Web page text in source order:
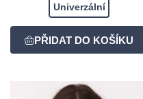
Univerzální